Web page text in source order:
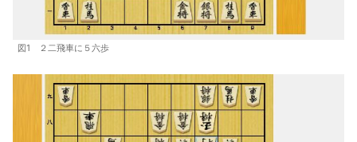
図1 ２二飛車に５六歩